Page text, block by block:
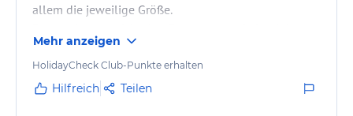
allem die jeweilige Größe.
negative Kritik.
Mehr anzeigen
HolidayCheck Club-Punkte erhalten
Hilfreich Teilen